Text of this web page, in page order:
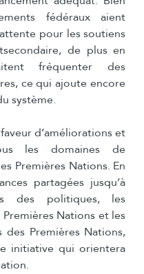
fédéraux aient
pour les soutiens
de plus en
fréquenter des
ce qui ajoute encore
système.
d’améliorations et
les domaines de
Premières Nations. En
partagées jusqu’à
des politiques, les
Nations et les
Premières Nations,
initiative qui orientera